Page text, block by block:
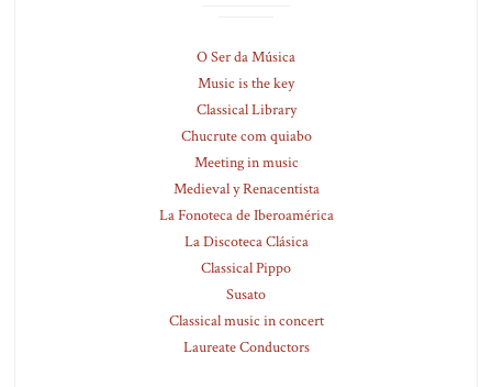
O Ser da Música
Music is the key
Classical Library
Chucrute com quiabo
Meeting in music
Medieval y Renacentista
La Fonoteca de Iberoamérica
La Discoteca Clásica
Classical Pippo
Susato
Classical music in concert
Laureate Conductors